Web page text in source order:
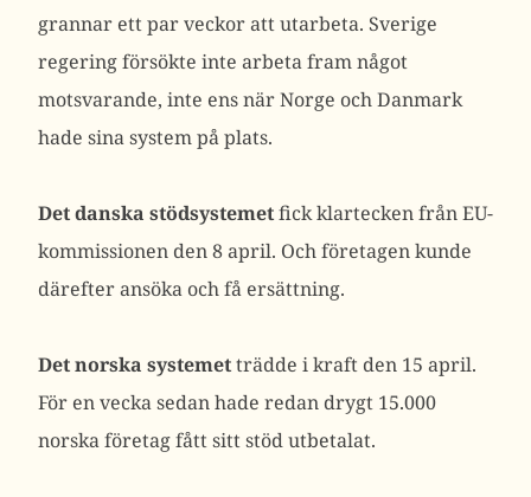
grannar ett par veckor att utarbeta. Sverige
regering försökte inte arbeta fram något
motsvarande, inte ens när Norge och Danmark
hade sina system på plats.
Det danska stödsystemetfick klartecken från EU-
kommissionen den 8 april. Och företagen kunde
därefter ansöka och få ersättning.
Det norska systemetträdde i kraft den 15 april.
För en vecka sedan hade redan drygt 15.000
norska företag fått sitt stöd utbetalat.